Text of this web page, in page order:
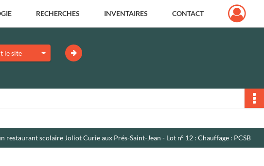
RECHERCHES INVENTAIRES CONTACT
le site
scolaire Joliot Curie aux Prés-Saint-Jean - Lot n° 12 : Chauffage : PCSB